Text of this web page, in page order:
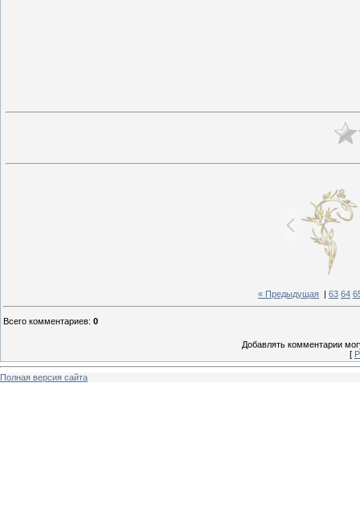
« Предыдущая 63 64
Всего комментариев: 0
Добавлять комментарии
[
Полная версия сайта